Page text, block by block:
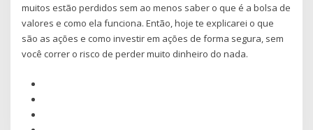
muitos estão perdidos sem ao menos saber o que é a bolsa de
valores e como ela funciona. Então, hoje te explicarei o que
são as ações e como investir em ações de forma segura, sem
você correr o risco de perder muito dinheiro do nada.